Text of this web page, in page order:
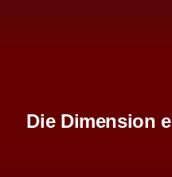
Die Dimension